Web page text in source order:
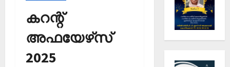
കറന്റ്
അഫയേഴ്‌സ്
2025